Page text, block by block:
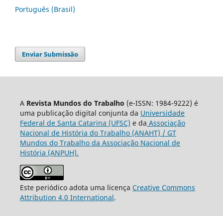
Português (Brasil)
Enviar Submissão
A Revista Mundos do Trabalho (e-ISSN: 1984-9222) é
uma publicação digital conjunta da Universidade
Federal de Santa Catarina (UFSC) e da Associação
Nacional de História do Trabalho (ANAHT) / GT
Mundos do Trabalho da Associação Nacional de
História (ANPUH).
Este periódico adota uma licença Creative Commons
Attribution 4.0 International.